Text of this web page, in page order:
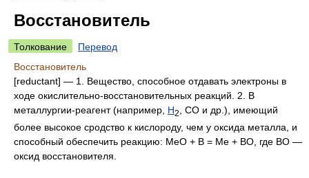
Восстановитель
Толкование
Перевод
Восстановитель
[reductant] — 1. Вещество, способное отдавать электроны в
ходе окислительно-восстановительных реакций. 2. В
металлургии-реагент (например, H2
, СО и др.), имеющий
более высокое сродство к кислороду, чем у оксида металла, и
способный обеспечить реакцию: МеО + В = Me + ВO, где ВО —
оксид восстановителя.